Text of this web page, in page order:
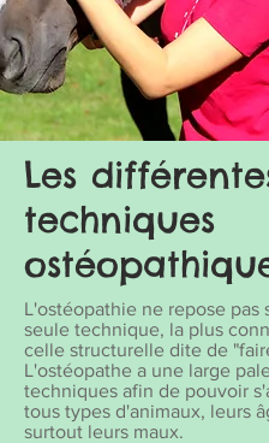
Les
techniques
L'ostéopathie ne repose pas
seule technique, la plus
celle structurelle dite de
L'ostéopathe a une large
techniques afin de pouvoir
tous types d'animaux, leurs
surtout leurs maux.